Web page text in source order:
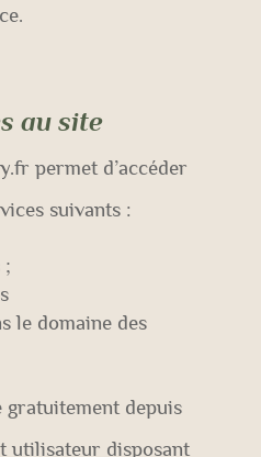
au site
permet d’accéder
suivants :
;
le domaine des
gratuitement depuis
utilisateur disposant